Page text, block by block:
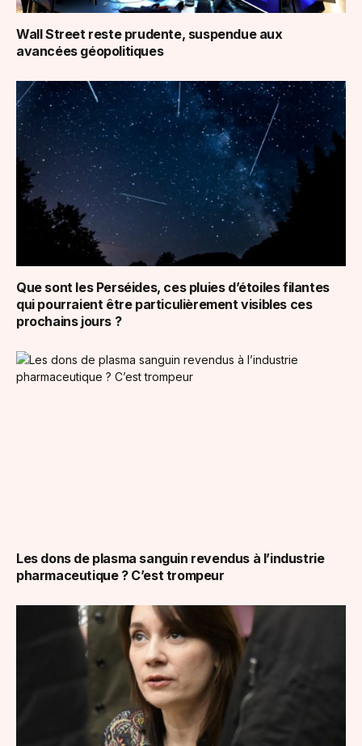
Wall Street reste prudente, suspendue aux
avancées géopolitiques
Que sont les Perséides, ces pluies d’étoiles filantes
qui pourraient être particulièrement visibles ces
prochains jours ?
Les dons de plasma sanguin revendus à l’industrie
pharmaceutique ? C’est trompeur